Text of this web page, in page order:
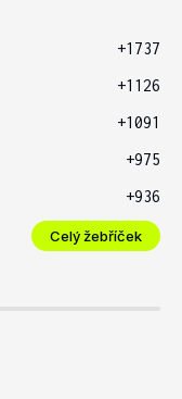
+1737
+1126
+1091
+975
+936
Celý žebříček